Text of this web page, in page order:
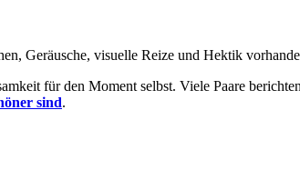
Geräusche, visuelle Reize und Hektik
für den Moment selbst. Viele Paare
sind.